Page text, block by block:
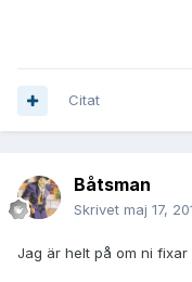
Citat
Båtsman
Skrivet maj 17,
Jag är helt på om ni